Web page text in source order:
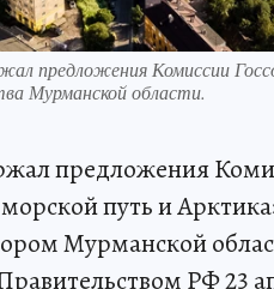
предложения Комиссии
Мурманской области.
предложения
путь и
Мурманской
РФ 23